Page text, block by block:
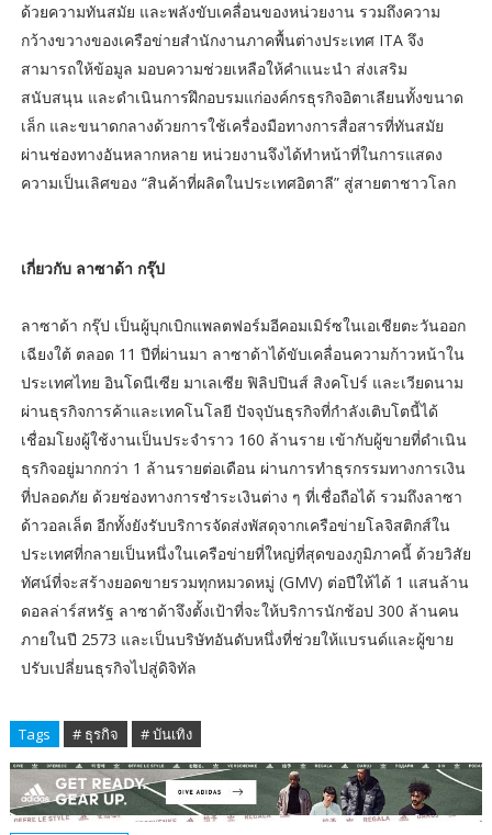
ด้วยความทันสมัย และพลังขับเคลื่อนของหน่วยงาน รวมถึงความ
กว้างขวางของเครือข่ายสํานักงานภาคพื้นต่างประเทศ ITA จึง
สามารถให้ข้อมูล มอบความช่วยเหลือให้คําแนะนํา ส่งเสริม
สนับสนุน และดําเนินการฝึกอบรมแก่องค์กรธุรกิจอิตาเลียนทั้งขนาด
เล็ก และขนาดกลางด้วยการใช้เครื่องมือทางการสื่อสารที่ทันสมัย
ผ่านช่องทางอันหลากหลาย หน่วยงานจึงได้ทําหน้าที่ในการแสดง
ความเป็นเลิศของ “สินค้าที่ผลิตในประเทศอิตาลี” สู่สายตาชาวโลก
เกี่ยวกับ ลาซาด้า กรุ๊ป
ลาซาด้า กรุ๊ป เป็นผู้บุกเบิกแพลตฟอร์มอีคอมเมิร์ซในเอเชียตะวันออก
เฉียงใต้ ตลอด 11 ปีที่ผ่านมา ลาซาด้าได้ขับเคลื่อนความก้าวหน้าใน
ประเทศไทย อินโดนีเซีย มาเลเซีย ฟิลิปปินส์ สิงคโปร์ และเวียดนาม
ผ่านธุรกิจการค้าและเทคโนโลยี ปัจจุบันธุรกิจที่กำลังเติบโตนี้ได้
เชื่อมโยงผู้ใช้งานเป็นประจำราว 160 ล้านราย เข้ากับผู้ขายที่ดำเนิน
ธุรกิจอยู่มากกว่า 1 ล้านรายต่อเดือน ผ่านการทำธุรกรรมทางการเงิน
ที่ปลอดภัย ด้วยช่องทางการชำระเงินต่าง ๆ ที่เชื่อถือได้ รวมถึงลาซา
ด้าวอลเล็ต อีกทั้งยังรับบริการจัดส่งพัสดุจากเครือข่ายโลจิสติกส์ใน
ประเทศที่กลายเป็นหนึ่งในเครือข่ายที่ใหญ่ที่สุดของภูมิภาคนี้ ด้วยวิสัย
ทัศน์ที่จะสร้างยอดขายรวมทุกหมวดหมู่ (GMV) ต่อปีให้ได้ 1 แสนล้าน
ดอลล่าร์สหรัฐ ลาซาด้าจึงตั้งเป้าที่จะให้บริการนักช้อป 300 ล้านคน
ภายในปี 2573 และเป็นบริษัทอันดับหนึ่งที่ช่วยให้แบรนด์และผู้ขาย
ปรับเปลี่ยนธุรกิจไปสู่ดิจิทัล
Tags # ธุรกิจ # บันเทิง